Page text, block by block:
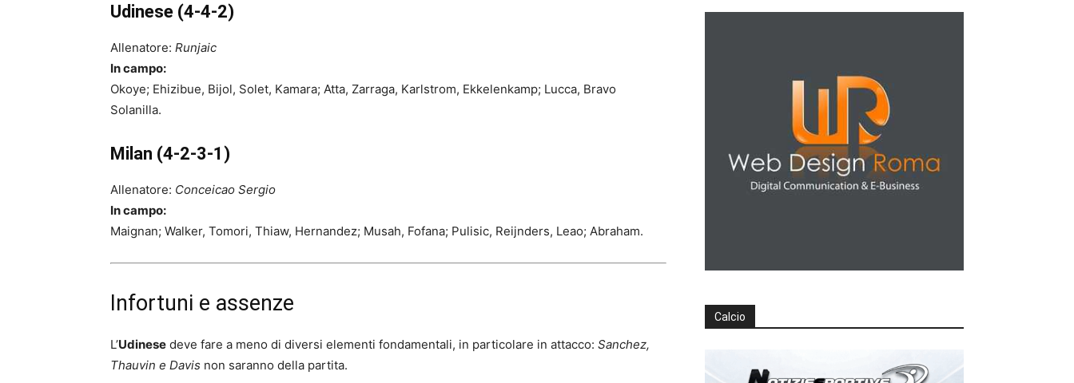
Udinese (4-4-2)
Allenatore: Runjaic
In campo:
Okoye; Ehizibue, Bijol, Solet, Kamara; Atta, Zarraga, Karlstrom, Ekkelenkamp; Lucca, Bravo
Solanilla.
Milan (4-2-3-1)
Allenatore: Conceicao Sergio
In campo:
Maignan; Walker, Tomori, Thiaw, Hernandez; Musah, Fofana; Pulisic, Reijnders, Leao; Abraham.
Infortuni e assenze
L’Udinese deve fare a meno di diversi elementi fondamentali, in particolare in attacco: Sanchez,
Thauvin e Davis non saranno della partita.
Calcio